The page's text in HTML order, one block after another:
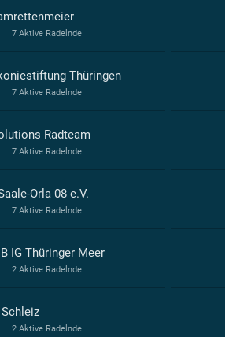
7 Aktive Radelnde
Thüringen
7 Aktive Radelnde
Radteam
7 Aktive Radelnde
Orla 08 e.V.
7 Aktive Radelnde
IG Thüringer Meer
2 Aktive Radelnde
2 Aktive Radelnde